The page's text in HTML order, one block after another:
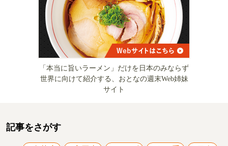
「本当に旨いラーメン」だけを日本のみならず
世界に向けて紹介する、おとなの週末Web姉妹
サイト
記事をさがす